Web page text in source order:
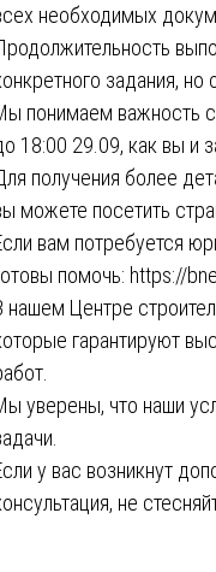
необходимых
задания,
понимаем важность
18:00 29.09, как вы и
получения более
можете посетить
вам потребуется
помочь: https://
нашем Центре
гарантируют
уверены, что наши
у вас возникнут
не